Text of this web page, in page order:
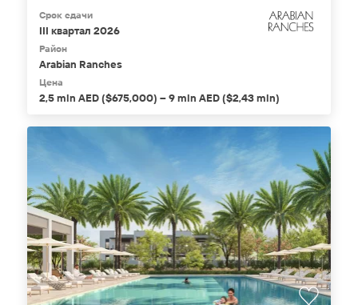
Срок сдачи
III квартал 2026
Район
Arabian Ranches
Цена
2,5 mln AED ($675,000) – 9 mln AED ($2,43 mln)